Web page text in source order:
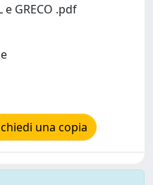
e GRECO .pdf
una copia